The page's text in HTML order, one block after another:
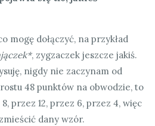
mogę dołączyć, na przykład
, zygzaczek jeszcze jakiś.
nigdy nie zaczynam od
48 punktów na obwodzie, to
przez 12, przez 6, przez 4, więc
dany wzór.